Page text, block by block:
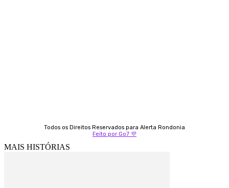
Todos os Direitos Reservados para Alerta Rondonia
Feito por Go7 💜
MAIS HISTÓRIAS